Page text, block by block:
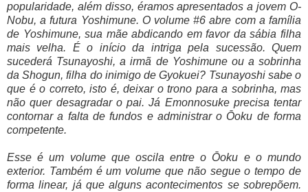
popularidade, além disso, éramos apresentados a jovem O-
Nobu, a futura Yoshimune. O volume #6 abre com a família
de Yoshimune, sua mãe abdicando em favor da sábia filha
mais velha. É o início da intriga pela sucessão. Quem
sucederá Tsunayoshi, a irmã de Yoshimune ou a sobrinha
da Shogun, filha do inimigo de Gyokuei? Tsunayoshi sabe o
que é o correto, isto é, deixar o trono para a sobrinha, mas
não quer desagradar o pai. Já Emonnosuke precisa tentar
contornar a falta de fundos e administrar o Ōoku de forma
competente.
Esse é um volume que oscila entre o Ōoku e o mundo
exterior. Também é um volume que não segue o tempo de
forma linear, já que alguns acontecimentos se sobrepõem.